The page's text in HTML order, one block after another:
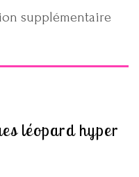
supplémentaire
léopard hyper